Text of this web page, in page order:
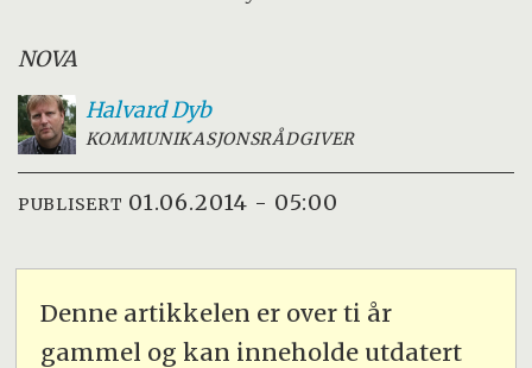
NOVA
HalvardDyb
KOMMUNIKASJONSRÅDGIVER
PUBLISERT 01.06.2014 - 05:00
Denne artikkelen er over ti år
gammel og kan inneholde utdatert